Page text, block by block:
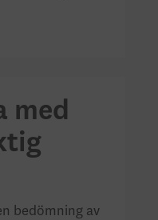
med
bedömning av